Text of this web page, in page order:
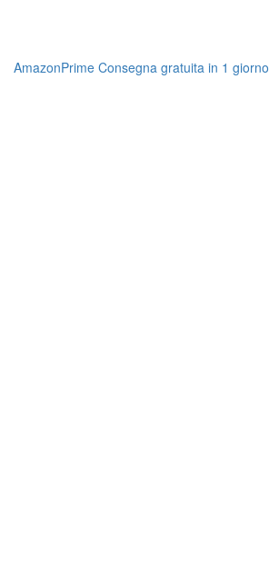
AmazonPrime Consegna gratuita in 1 giorno